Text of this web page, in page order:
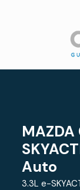
Auto
3.3L e-